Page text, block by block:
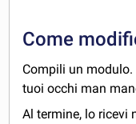
Come
Compili un
tuoi occhi man
Al termine, lo ricevi